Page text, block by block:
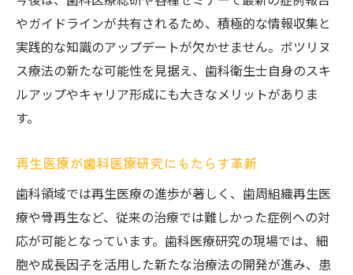
やガイドラインが共有されるため、積極的な情報収集と
実践的な知識のアップデートが欠かせません。ボツリヌ
ス療法の新たな可能性を見据え、歯科衛生士自身のスキ
ルアップやキャリア形成にも大きなメリットがありま
す。
再生医療が歯科医療研究にもたらす革新
歯科領域では再生医療の進歩が著しく、歯周組織再生医
療や骨再生など、従来の治療では難しかった症例への対
応が可能となっています。歯科医療研究の現場では、細
胞や成長因子を活用した新たな治療法の開発が進み、患